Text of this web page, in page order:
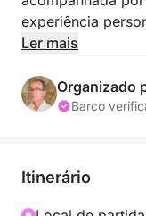
experiência
relaxamento e
dos panoramas
de navegar pelas
Ler mais
Organizado
Barco
Itinerário